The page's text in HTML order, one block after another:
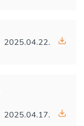
2025.04.22.
2025.04.17.